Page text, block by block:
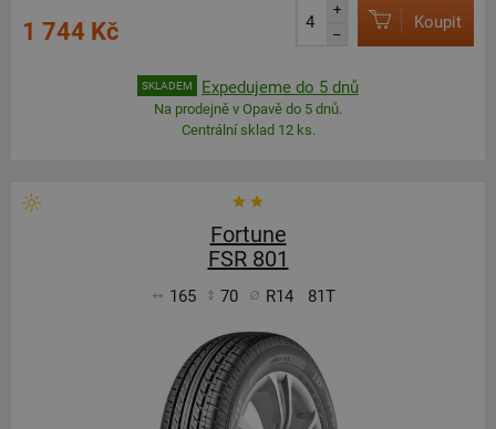
1 744 Kč
+
–
Koupit
SKLADEM Expedujeme do 5 dnů
Na prodejně v Opavě do 5 dnů.
Centrální sklad 12 ks.
Fortune
FSR 801
165 70 R14 81T